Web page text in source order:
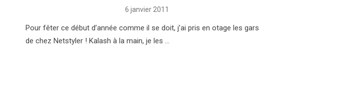
Posted
6 janvier 2011
Pour fêter ce début d’année comme il se doit, j’ai pris en otage les gars
de chez Netstyler ! Kalash à la main, je les …